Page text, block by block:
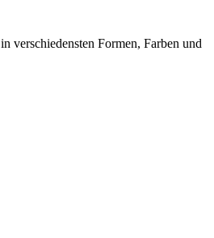
verschiedensten Formen, Farben und